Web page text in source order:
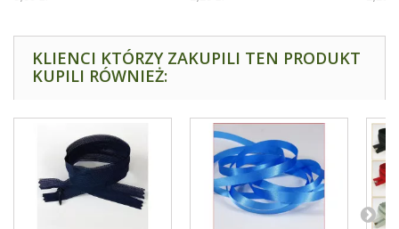
KLIENCI KTÓRZY ZAKUPILI TEN PRODUKT
KUPILI RÓWNIEŻ: